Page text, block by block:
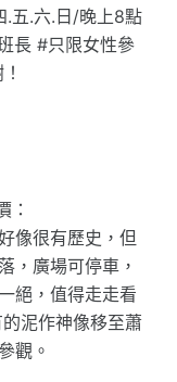
.五.六.日/晚上8點
長 #只限女性參
：
像很有歷史，但
，廣場可停車，
絕，值得走走看
泥作神像移至蕭
觀。